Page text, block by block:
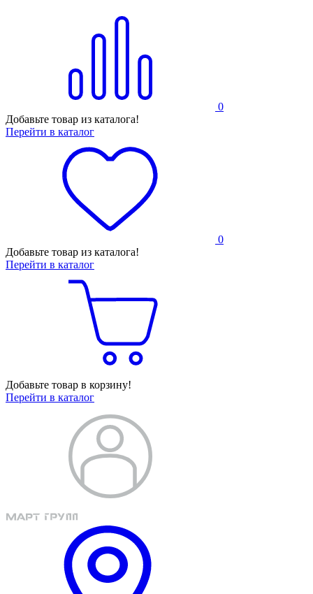
0
Добавьте товар из каталога!
Перейти в каталог
0
Добавьте товар из каталога!
Перейти в каталог
Добавьте товар в корзину!
Перейти в каталог